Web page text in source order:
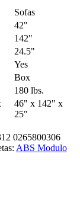
Sofas
42"
142"
24.5"
Yes
Box
180 lbs.
46" x 142" x
25"
0265800306
ABS Modulo